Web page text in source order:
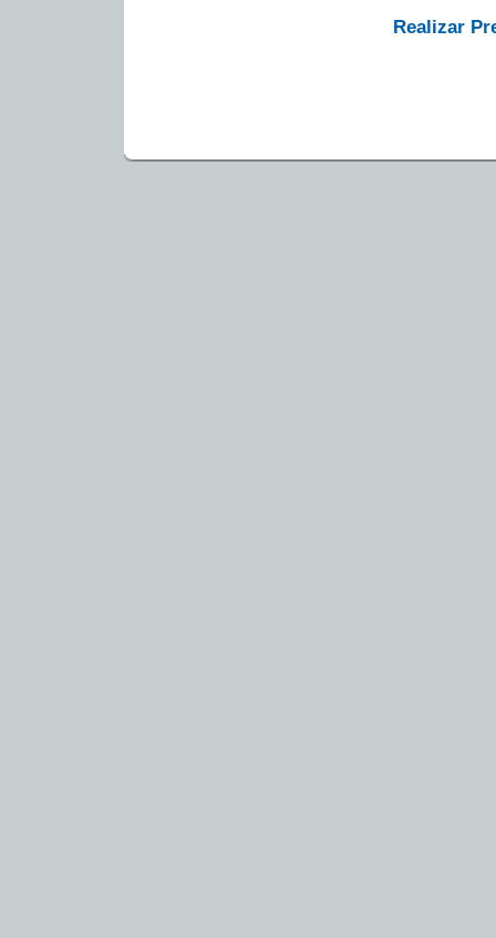
Realizar